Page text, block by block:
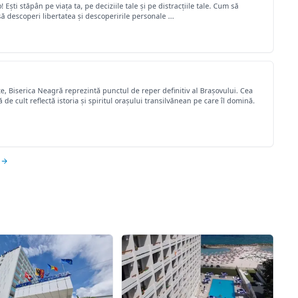
stăpân pe viața ta, pe deciziile tale și pe distracțiile tale. Cum să
descoperi libertatea și descoperirile personale ...
Neagră reprezintă punctul de reper definitiv al Brașovului. Cea
cult reflectă istoria și spiritul orașului transilvănean pe care îl domină.